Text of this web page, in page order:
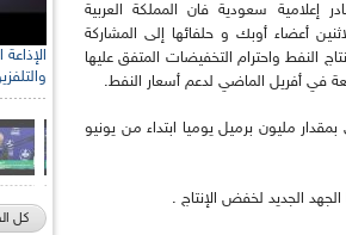
إعلامية سعودية فان المملكة العربية
أعضاء أوبك و حلفائها إلى المشاركة
النفط واحترام التخفيضات المتفق عليها
في أفريل الماضي لدعم أسعار النفط.
مليون برميل يوميا ابتداء من يونيو
الجديد لخفض الإنتاج .
كل